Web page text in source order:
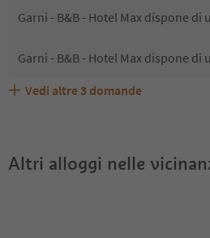
Garni - B&B - Hotel Max dispone
Garni - B&B - Hotel Max dispone di
Garni - B&B - Hotel Max accetta
Quali servizi/attività sono
Gli ospiti di Garni - B&B - Hotel Max
Vedi altre 3 domande
Altri alloggi nelle